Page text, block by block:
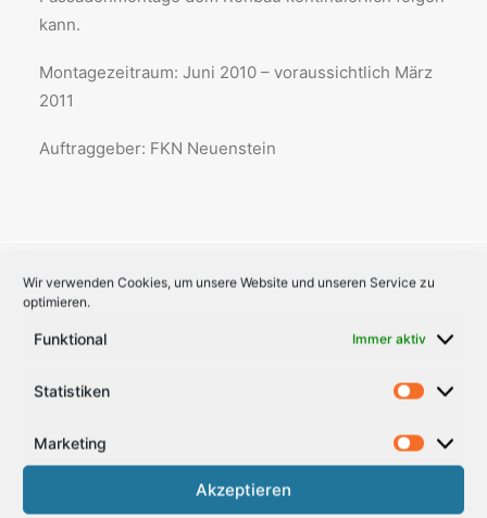
Wir verwenden Cookies, um unsere Website und unseren Service zu
optimieren.
Funktional Immer aktiv
Statistiken
Marketing
Akzeptieren
kann.
Montagezeitraum: Juni 2010 – voraussichtlich März
2011
Auftraggeber: FKN Neuenstein